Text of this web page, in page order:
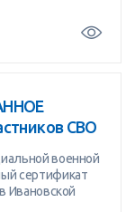
СВО
военной
сертификат
Ивановской